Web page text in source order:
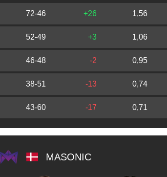
72-46 +26 1,56
52-49 +3 1,06
46-48 -2 0,95
38-51 -13 0,74
43-60 -17 0,71
MASONIC